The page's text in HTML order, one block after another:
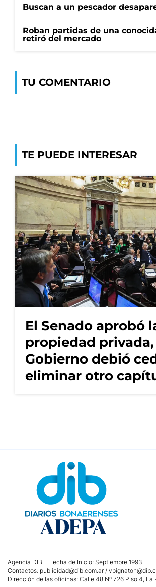
Buscan a un pescador
Roban partidas de una
retiró del mercado
TU COMENTARIO
TE PUEDE INTERESAR
El Senado aprobó
propiedad
Gobierno debió
eliminar otro
Agencia DIB - Fecha de Inicio: Septiembre 1993
Contactos: publicidad@dib.com.ar /
Dirección de las oficinas: Calle 48 Nº 726 Piso 4,